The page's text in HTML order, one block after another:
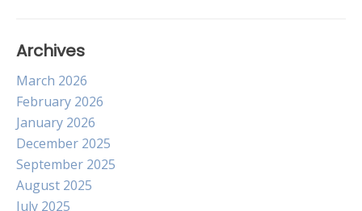
Archives
March 2026
February 2026
January 2026
December 2025
September 2025
August 2025
July 2025